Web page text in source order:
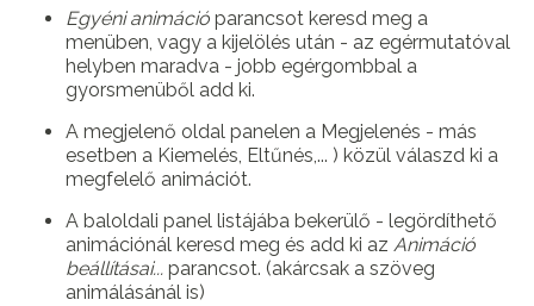
Egyéni animáció parancsot keresd meg a
menüben, vagy a kijelölés után - az egérmutatóval
helyben maradva - jobb egérgombbal a
gyorsmenüből add ki.
A megjelenő oldal panelen a Megjelenés - más
esetben a Kiemelés, Eltűnés,... ) közül válaszd ki a
megfelelő animációt.
A baloldali panel listájába bekerülő - legördíthető
animációnál keresd meg és add ki az Animáció
beállításai... parancsot. (akárcsak a szöveg
animálásánál is)